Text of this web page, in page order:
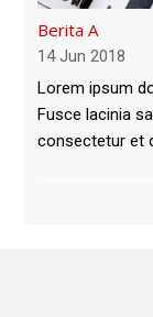
Berita A
14 Jun 2018
Lorem ipsum
Fusce lacinia
consectetur et